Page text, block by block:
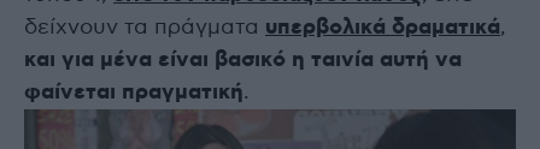
δείχνουν τα πράγματα υπερβολικά δραματικά,
και για μένα είναι βασικό η ταινία αυτή να
φαίνεται πραγματική.